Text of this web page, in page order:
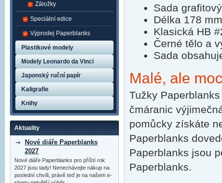
Sada
Délka 178
Klasická HB
Černé tělo a
Sada
Malé, ale
Tužky
čmáranic
pomůcky získáte
Paperblanks
Paperblanks jsou
Paperblanks.
Záložky
Speciální edice
Výprodej Paperblanks
Plastikové modely
Modely Leonardo da Vinci
Japonský ruční papír
Kaligrafie
Knihy
Aktuality
Nové diáře Paperblanks
2027
Nové diáře Paperblanks pro příští rok
2027 jsou tady! Nenechávejte nákup na
poslední chvíli, právě teď je na našem e-